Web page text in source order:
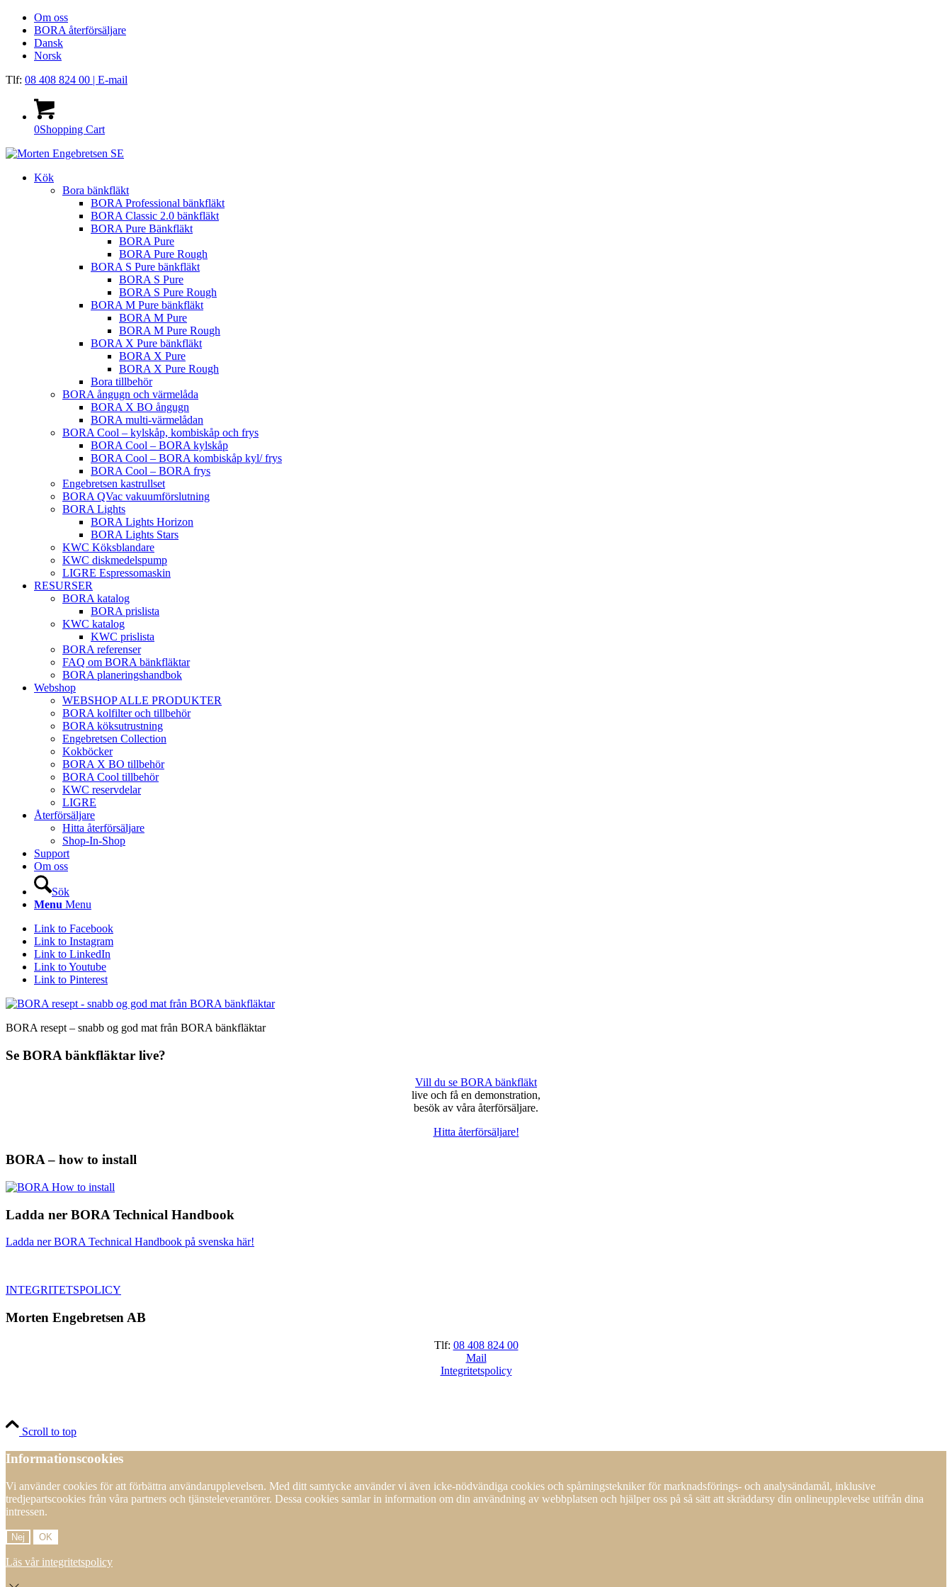
Om oss
BORA återförsäljare
Dansk
Norsk
Tlf: 08 408 824 00 | E-mail
0Shopping Cart
Kök
Bora bänkfläkt
BORA Professional bänkfläkt
BORA Classic 2.0 bänkfläkt
BORA Pure Bänkfläkt
BORA Pure
BORA Pure Rough
BORA S Pure bänkfläkt
BORA S Pure
BORA S Pure Rough
BORA M Pure bänkfläkt
BORA M Pure
BORA M Pure Rough
BORA X Pure bänkfläkt
BORA X Pure
BORA X Pure Rough
Bora tillbehör
BORA ångugn och värmelåda
BORA X BO ångugn
BORA multi-värmelådan
BORA Cool – kylskåp, kombiskåp och frys
BORA Cool – BORA kylskåp
BORA Cool – BORA kombiskåp kyl/ frys
BORA Cool – BORA frys
Engebretsen kastrullset
BORA QVac vakuumförslutning
BORA Lights
BORA Lights Horizon
BORA Lights Stars
KWC Köksblandare
KWC diskmedelspump
LIGRE Espressomaskin
RESURSER
BORA katalog
BORA prislista
KWC katalog
KWC prislista
BORA referenser
FAQ om BORA bänkfläktar
BORA planeringshandbok
Webshop
WEBSHOP ALLE PRODUKTER
BORA kolfilter och tillbehör
BORA köksutrustning
Engebretsen Collection
Kokböcker
BORA X BO tillbehör
BORA Cool tillbehör
KWC reservdelar
LIGRE
Återförsäljare
Hitta återförsäljare
Shop-In-Shop
Support
Om oss
Sök
Menu Menu
Link to Facebook
Link to Instagram
Link to LinkedIn
Link to Youtube
Link to Pinterest
BORA resept – snabb og god mat från BORA bänkfläktar
Se BORA bänkfläktar live?
Vill du se BORA bänkfläkt
live och få en demonstration,
besök av våra återförsäljare.
Hitta återförsäljare!
BORA – how to install
Ladda ner BORA Technical Handbook
Ladda ner BORA Technical Handbook på svenska här!
INTEGRITETSPOLICY
Morten Engebretsen AB
Tlf: 08 408 824 00
Mail
Integritetspolicy
Scroll to top
Informationscookies
Vi använder cookies för att förbättra användarupplevelsen. Med ditt samtycke använder vi även icke-nödvändiga cookies och spårningstekniker för marknadsförings- och analysändamål, inklusive
tredjepartscookies från våra partners och tjänsteleverantörer. Dessa cookies samlar in information om din användning av webbplatsen och hjälper oss på så sätt att skräddarsy din onlineupplevelse utifrån dina
intressen.
Nej OK
Läs vår integritetspolicy